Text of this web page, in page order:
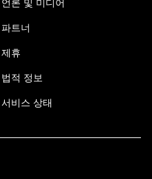
언론 및 미디어
파트너
제휴
법적 정보
서비스 상태